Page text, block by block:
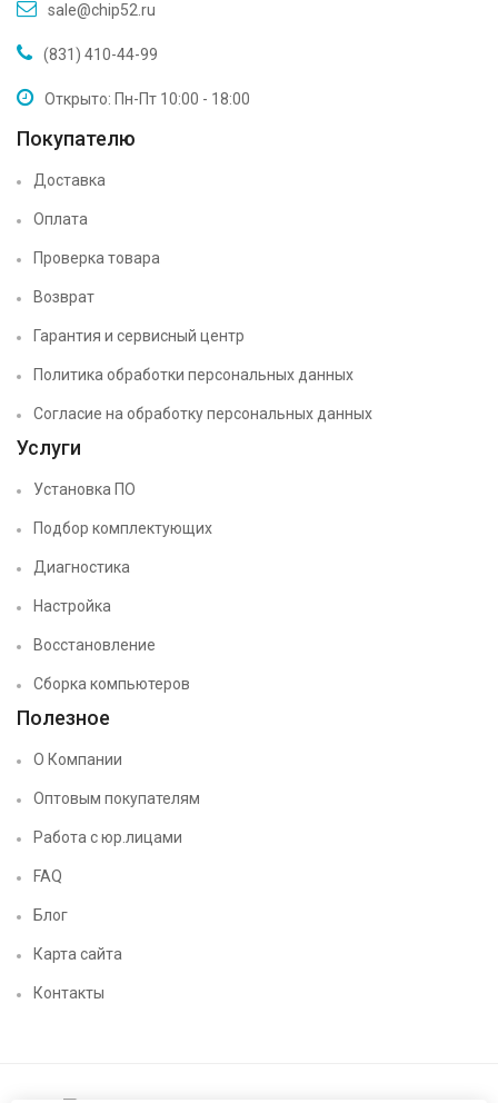
sale@chip52.ru
(831) 410-44-99
Открыто: Пн-Пт 10:00 - 18:00
Покупателю
Доставка
Оплата
Проверка товара
Возврат
Гарантия и сервисный центр
Политика обработки персональных данных
Согласие на обработку персональных данных
Услуги
Установка ПО
Подбор комплектующих
Диагностика
Настройка
Восстановление
Сборка компьютеров
Полезное
О Компании
Оптовым покупателям
Работа с юр.лицами
FAQ
Блог
Карта сайта
Контакты